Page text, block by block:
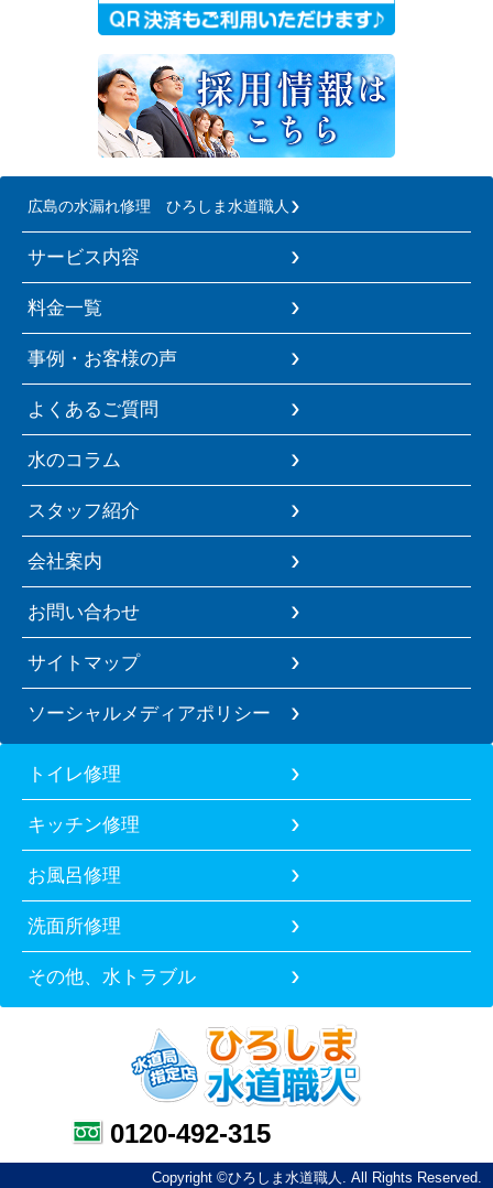
広島の水漏れ修理 ひろしま水道職人
サービス内容
料金一覧
事例・お客様の声
よくあるご質問
水のコラム
スタッフ紹介
会社案内
お問い合わせ
サイトマップ
ソーシャルメディアポリシー
トイレ修理
キッチン修理
お風呂修理
洗面所修理
その他、水トラブル
0120-492-315
Copyright ©ひろしま水道職人. All Rights Reserved.